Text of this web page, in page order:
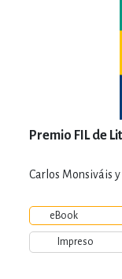
Premio FIL de
Carlos Monsiváis
eBook
Impreso